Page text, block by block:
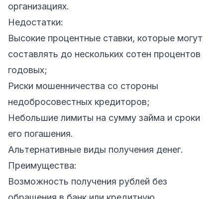
организациях.
Недостатки:
Высокие процентные ставки, которые могут
составлять до нескольких сотен процентов
годовых;
Риски мошенничества со стороны
недобросовестных кредиторов;
Небольшие лимиты на сумму займа и сроки
его погашения.
Альтернативные виды получения денег.
Преимущества:
Возможность получения рублей без